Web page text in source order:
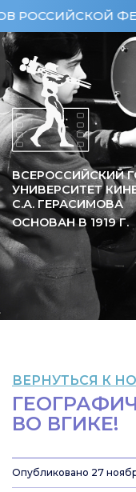
ВСЕРОССИЙСКИЙ
УНИВЕРСИТЕТ
С.А. ГЕРАСИМОВА
ОСНОВАН В 1919Г.
ВЕРНУТЬСЯ К
ВО ВГИКЕ!
Опубликовано 27